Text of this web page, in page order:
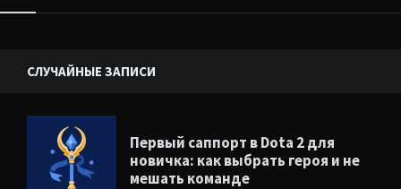
Виджеты
СЛУЧАЙНЫЕ ЗАПИСИ
Первый саппорт в Dota 2 для
новичка: как выбрать героя и не
мешать команде